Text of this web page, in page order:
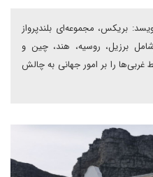
بریکس، مجموعه‌ای بلندپرواز
برزیل، روسیه، هند، چین و
غربی‌ها را بر امور جهانی به چالش